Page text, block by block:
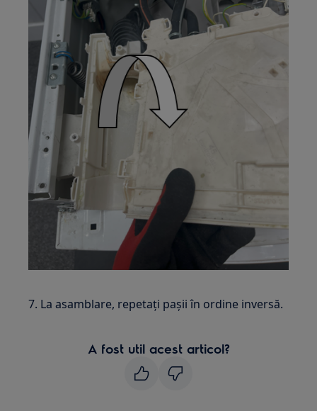
7. La asamblare, repetați pașii în ordine inversă.
A fost util acest articol?